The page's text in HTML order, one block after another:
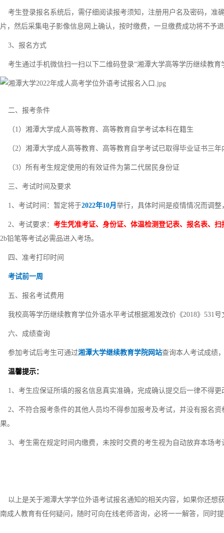
考生登录报名系统后，需仔细阅读报考须知，注册用户名及密码，准
片，然后采集电子影像信息网上确认，按时缴费，一旦缴费成功将不予
3、报名方式
考生通过手机微信扫一扫以下二维码登录“湘潭大学高等学历继续教育
二、报考条件
（1）湘潭大学成人高等教育、高等教育自学考试本科在籍生
（2）湘潭大学成人高等教育、高等教育自学考试已取得毕业证书三年
（3）所有考生规定使用的有效证件为第二代居民身份证
三、考试时间及要求
1、考试时间：暂定将于2022年10月 举行，具体时间是疫情情况而调
2、考试要求： 考生凭准考证、身份证、体温检测登记表、报名表、扫
2b铅笔等考试必需品进入考场。
四、准考打印时间
考试前一周
五、报名考试费用
我校高等学历继续教育学位外语水平考试根据湘发改价《2018》531号
六、成绩查询
参加考试后考生可通过湘潭大学继续教育学院网站查询本人考试成绩
温馨提示：
1、考生应保证所填的报名信息真实准确，完成确认提交后一律不得更
2、不符合报考条件的其他人员均不得参加报考及考试，并没有报名
果。
3、考生需在规定时间内缴费，未按时交费的考生视为自动放弃本场考
以上是关于湘潭大学学位外语考试报名通知的相关内容，如果你还想
南成人教育有任何疑问，随时可向在线老师咨询，必将一一解答，同时